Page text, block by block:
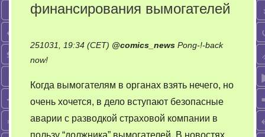
финансирования вымогателей
251031, 19:34 (CET) @comics_news Pong-!-back
now!on
всегда
белые.
Цепочка
финансирования
Когда вымогателям в органах взять нечего, но
очень хочется, в дело вступают безопасные
аварии с разводкой страховой компании в
пользу “должника” вымогателей. В новостях